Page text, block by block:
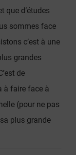
que d’études
sommes face
c’est à une
grandes
de
à faire face à
(pour ne pas
plus grande